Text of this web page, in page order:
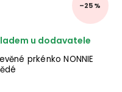
–25 %
prkénko NONNIE
u dodavatele